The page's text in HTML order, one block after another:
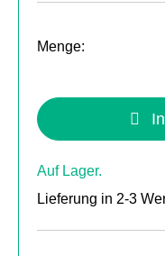
Menge:
Produkt
Auf Lager.
Lieferung in 2-3